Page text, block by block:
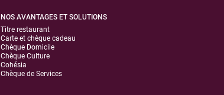
NOS AVANTAGES ET SOLUTIONS
Titre restaurant
Carte et chèque cadeau
Chèque Domicile
Chèque Culture
Cohésia
Chèque de Services